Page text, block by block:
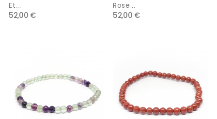
Et...
52,00 €
Rose...
52,00 €